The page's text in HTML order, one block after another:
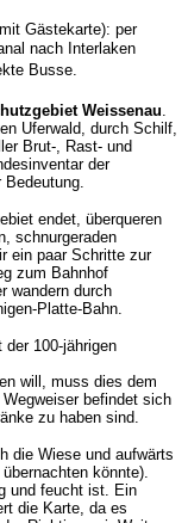
Gästekarte): per
nach Interlaken
Busse.
Weissenau.
Uferwald, durch Schilf,
Brut-, Rast- und
der
Bedeutung.
endet, überqueren
schnurgeraden
ein paar Schritte zur
zum Bahnhof
wandern durch
Platte-Bahn.
100-jährigen
will, muss dies dem
befindet sich
zu haben sind.
die Wiese und aufwärts
könnte).
und feucht ist. Ein
die Karte, da es